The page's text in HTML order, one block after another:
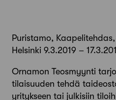
Puristamo,
Helsinki 9.3.2019 –
Ornamon Teosmyynti
tilaisuuden tehdä
yritykseen tai julkisiin